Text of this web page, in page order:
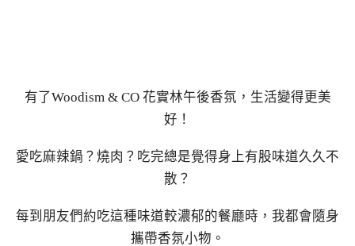
有了Woodism & CO 花實林午後香氛，生活變得更美
好！
愛吃麻辣鍋？燒肉？吃完總是覺得身上有股味道久久不
散？
每到朋友們約吃這種味道較濃郁的餐廳時，我都會隨身
攜帶香氛小物。